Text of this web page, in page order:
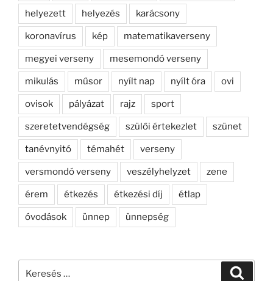
helyezett helyezés karácsony
koronavírus kép matematikaverseny
megyei verseny mesemondó verseny
mikulás műsor nyílt nap nyílt óra ovi
ovisok pályázat rajz sport
szeretetvendégség szülői értekezlet szünet
tanévnyitó témahét verseny
versmondó verseny veszélyhelyzet zene
érem étkezés étkezési díj étlap
óvodások ünnep ünnepség